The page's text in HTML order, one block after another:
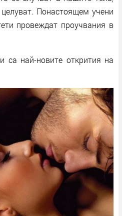
Понастоящем учени
провеждат проучвания в
са най-новите открития на